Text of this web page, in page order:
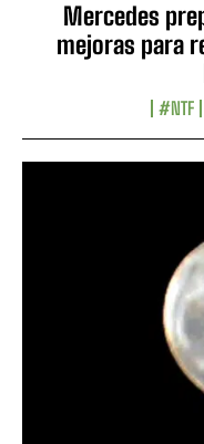
Mercedes
mejoras para
#NTF